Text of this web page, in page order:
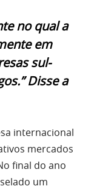
no qual a
em
sul-
Disse a
internacional
mercados
final do ano
um